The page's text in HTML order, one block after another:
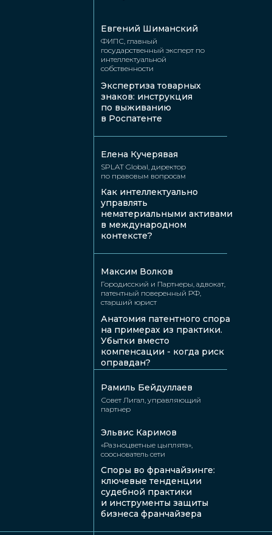
Елизавета
Мария
Смирнова
Кадровое агентство
Magic Staff, СЕО,
хантер талантливых
Эльвис
Каримов
Логопедические
центры «Разноцветные
цыплята»,
сооснователь сети
практики налогового
права
Шиманский
ФИПС, главный
государственный
эксперт
по интеллектуальной
Совет Лигал, управляющий
партнер
Рамиль Бейдуллаев
«Разноцветные цыплята»,
сооснователь сети
Эльвис Каримов
Споры во франчайзинге:
ключевые тенденции
судебной практики
и инструменты защиты
бизнеса франчайзера
SPLAT Global, директор
по правовым вопросам
Елена Кучерявая
Как интеллектуально
управлять
нематериальными активами
в международном
контексте?
ФИПС, главный
государственный эксперт по
интеллектуальной
собственности
Евгений Шиманский
Экспертиза товарных
знаков: инструкция
по выживанию
в Роспатенте
Городисский и Партнеры, адвокат,
патентный поверенный РФ,
старший юрист
Максим Волков
Анатомия патентного спора
на примерах из практики.
Убытки вместо
компенсации - когда риск
оправдан?